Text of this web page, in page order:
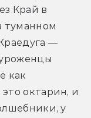
Край в
туманном
—
как
октарин, и
у